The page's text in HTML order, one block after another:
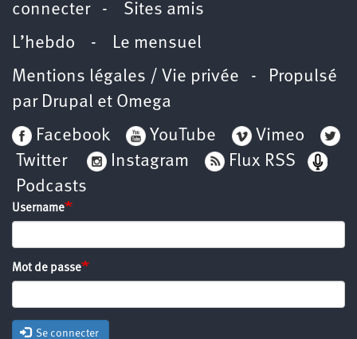
connecter- Sites amis
L’hebdo - Le mensuel
Mentions légales / Vie privée - Propulsé
par Drupal et Omega
Facebook
YouTube
Vimeo
Twitter
Instagram
Flux RSS
Podcasts
Username
Mot de passe
Se connecter